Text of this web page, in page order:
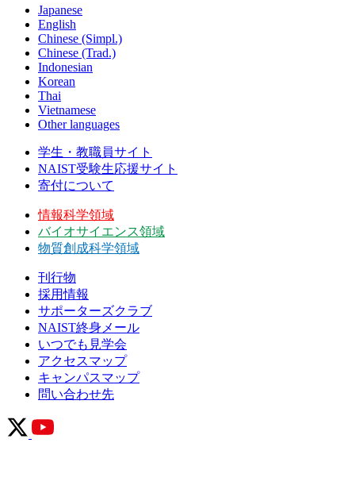
Japanese
English
Chinese (Simpl.)
Chinese (Trad.)
Indonesian
Korean
Thai
Vietnamese
Other languages
学生・教職員サイト
NAIST受験生応援サイト
寄付について
情報科学領域
バイオサイエンス領域
物質創成科学領域
刊行物
採用情報
サポーターズクラブ
NAIST終身メール
いつでも見学会
アクセスマップ
キャンパスマップ
問い合わせ先